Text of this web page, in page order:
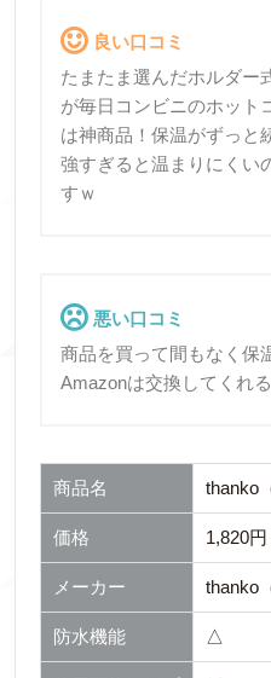
良い口コミ
たまたま選んだホルダー
が毎日コンビニのホット
は神商品！保温がずっと
強すぎると温まりにくい
すｗ
悪い口コミ
商品を買って間もなく保
Amazonは交換してくれ
商品名 thanko
価格 1,820円
メーカー thanko
防水機能 △